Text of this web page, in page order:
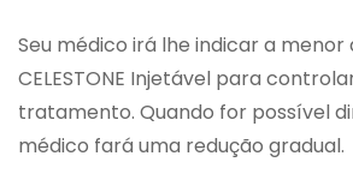
Seu médico irá lhe indicar a menor
CELESTONE Injetável para
tratamento. Quando for possível
médico fará uma redução gradual.